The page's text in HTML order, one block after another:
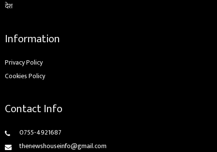
देश
Information
Privacy Policy
Cookies Policy
Contact Info
0755-4921687
thenewshouseinfo@gmail.com